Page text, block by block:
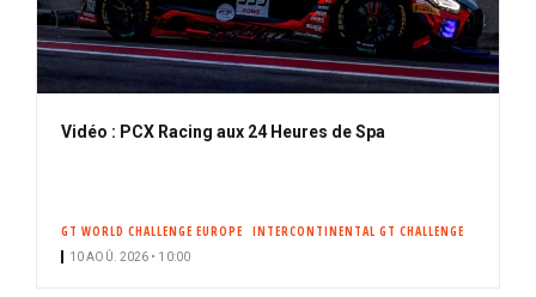
Vidéo : PCX Racing aux 24 Heures de Spa
GT WORLD CHALLENGE EUROPE INTERCONTINENTAL GT CHALLENGE
10 AOÛ. 2026 • 10:00